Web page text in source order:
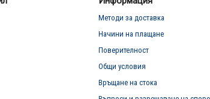
Методи за доставка
Начини на плащане
Поверителност
Общи условия
Връщане на стока